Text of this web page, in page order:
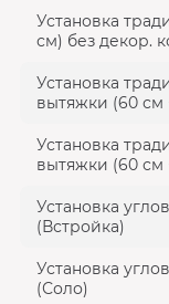
Установка
см) без декор.
Установка
вытяжки (60 см
Установка
вытяжки (60 см
Установка
(Встройка)
Установка
(Соло)